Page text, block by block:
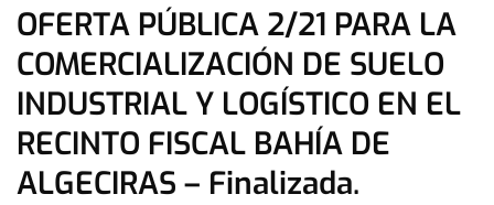
OFERTA PÚBLICA 2/21 PARA LA
COMERCIALIZACIÓN DE SUELO
INDUSTRIAL Y LOGÍSTICO EN EL
RECINTO FISCAL BAHÍA DE
ALGECIRAS – Finalizada.